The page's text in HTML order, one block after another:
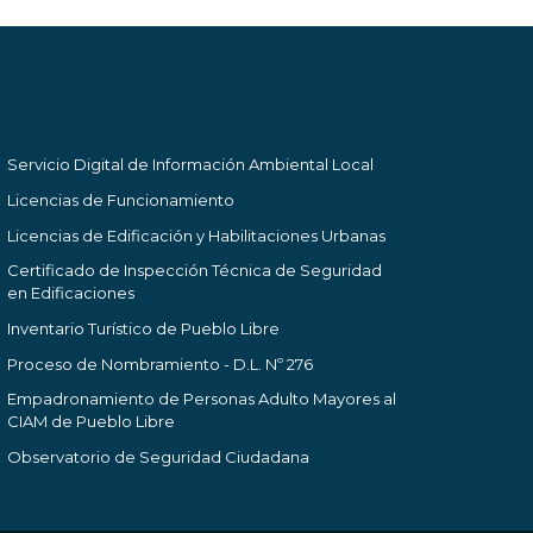
Servicio Digital de Información Ambiental Local
Licencias de Funcionamiento
Licencias de Edificación y Habilitaciones Urbanas
Certificado de Inspección Técnica de Seguridad
en Edificaciones
Inventario Turístico de Pueblo Libre
Proceso de Nombramiento - D.L. Nº 276
Empadronamiento de Personas Adulto Mayores al
CIAM de Pueblo Libre
Observatorio de Seguridad Ciudadana